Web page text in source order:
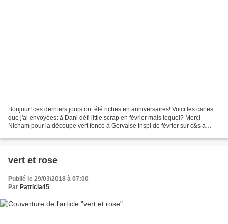
Bonjour! ces derniers jours ont été riches en anniversaires! Voici les cartes
que j'ai envoyées: à Dani défi little scrap en février mais lequel? Merci
Nicham pour la découpe vert foncé à Gervaise inspi de février sur c&s à
vert et rose
Publié le 29/03/2018 à 07:00
Par Patricia45